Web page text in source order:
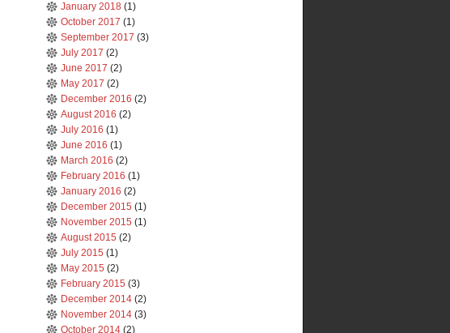
January 2018 (1)
October 2017 (1)
September 2017 (3)
July 2017 (2)
June 2017 (2)
May 2017 (2)
December 2016 (2)
August 2016 (2)
July 2016 (1)
June 2016 (1)
March 2016 (2)
February 2016 (1)
January 2016 (2)
December 2015 (1)
November 2015 (1)
August 2015 (2)
July 2015 (1)
May 2015 (2)
February 2015 (3)
December 2014 (2)
November 2014 (3)
October 2014 (2)